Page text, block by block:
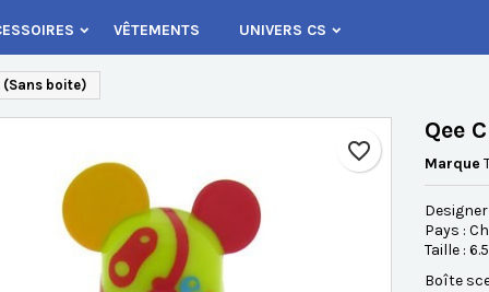
VÊTEMENTS UNIVERS CS
(Sans boite)
favorite_border
Qee
Marque
Designer
Pays :
Taille :
Boîte